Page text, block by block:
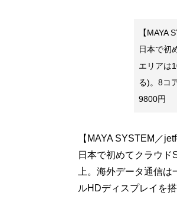
【MAYA
日本で初
エリアは
る)。8コ
9800円
【MAYA SYSTEM／
日本で初めてクラウ
上。海外データ通信
ルHDディスプレイを